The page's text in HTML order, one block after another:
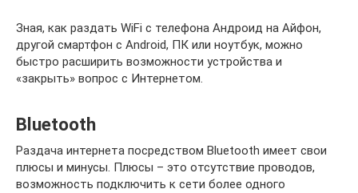
Зная, как раздать WiFi с телефона Андроид на Айфон,
другой смартфон с Android, ПК или ноутбук, можно
быстро расширить возможности устройства и
«закрыть» вопрос с Интернетом.
Bluetooth
Раздача интернета посредством Bluetooth имеет свои
плюсы и минусы. Плюсы – это отсутствие проводов,
возможность подключить к сети более одного